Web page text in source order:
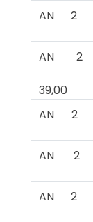
AN
2
AN 2
39,00
AN
2
AN 2
AN 2